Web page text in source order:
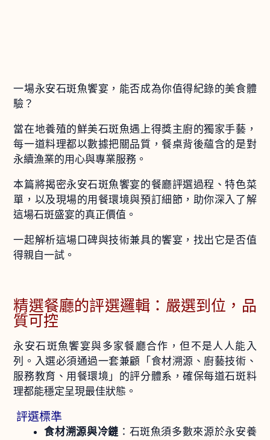
一場永安石斑魚饗宴，能否成為你值得紀錄的美食體
驗？
當在地養殖的鮮美石斑魚遇上得獎主廚的獨家手藝，
每一道料理都以數據把關品質，餐桌背後蘊含的是對
永續漁業的用心與專業服務。
本篇將揭密永安石斑魚饗宴的餐廳評選過程、特色菜
單，以及現場的用餐環境與預訂細節，助你深入了解
這場石斑盛宴的真正價值。
一起解析這場口碑與技術兼具的饗宴，找出它是否值
得親自一試。
精選餐廳的評選邏輯：嚴選到位，品
質可控
永安石斑魚饗宴與多家餐廳合作，但不是人人能入
列。入選必須通過一套兼顧「食材溯源、廚藝技術、
服務教育、用餐環境」的評分體系，確保每道石斑料
理都能穩定呈現最佳狀態。
評選標準
食材溯源與冷鏈 ：石斑魚須多數來源於永安養